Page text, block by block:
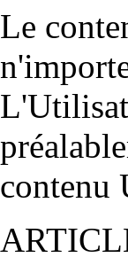
Le
contenu